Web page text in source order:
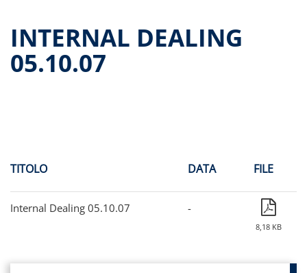
Proventi distribuiti
Documenti di offerta
Archivio documenti
INTERNAL DEALING
05.10.07
TITOLO DATA FILE
Internal Dealing 05.10.07 -
8,18 KB